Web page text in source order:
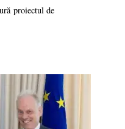
proiectul de